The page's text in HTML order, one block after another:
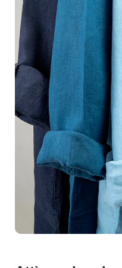
meilleur jour. Grâce à
de produits , nous
capturer les angles
texture authentique de
produits pour attirer plus
de conversion
et
d'un packshotbien
Des études montrent
visuels de haute
décisions d'achat. Ne
surpasser avec des
la perfection visuelle
d'eux-mêmes.Chaque
Avec la magie de la
histoire devient